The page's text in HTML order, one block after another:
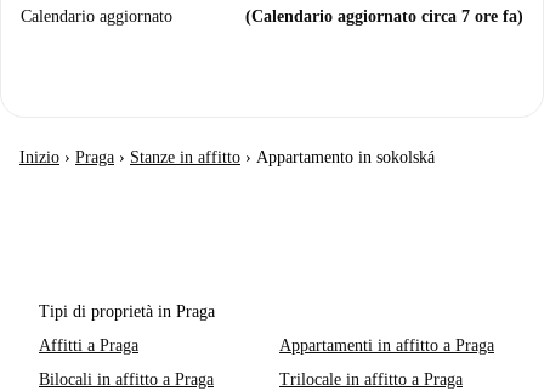
Calendario aggiornato (Calendario aggiornato circa 7 ore fa)
Inizio › Praga › Stanze in affitto › Appartamento in sokolská
Tipi di proprietà in Praga
Affitti a Praga
Appartamenti in affitto a Praga
Bilocali in affitto a Praga
Trilocale in affitto a Praga